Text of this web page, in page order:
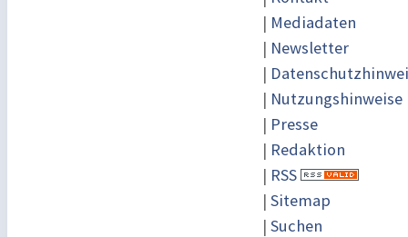
| Mediadaten
| Newsletter
|
| Nutzungshinweise
| Presse
| Redaktion
| RSS
| Sitemap
| Suchen